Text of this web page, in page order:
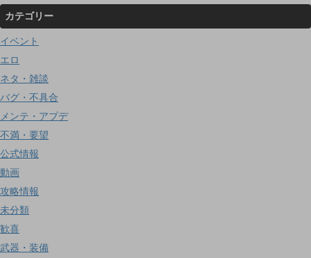
カテゴリー
イベント
エロ
ネタ・雑談
バグ・不具合
メンテ・アプデ
不満・要望
公式情報
動画
攻略情報
未分類
歓喜
武器・装備